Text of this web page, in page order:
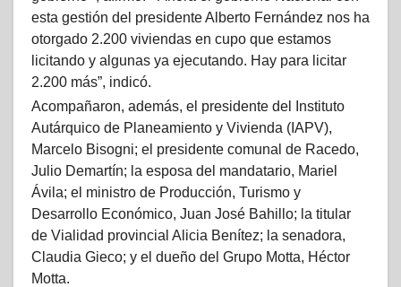
esta gestión del presidente Alberto Fernández nos ha
otorgado 2.200 viviendas en cupo que estamos
licitando y algunas ya ejecutando. Hay para licitar
2.200 más”, indicó.
Acompañaron, además, el presidente del Instituto
Autárquico de Planeamiento y Vivienda (IAPV),
Marcelo Bisogni; el presidente comunal de Racedo,
Julio Demartín; la esposa del mandatario, Mariel
Ávila; el ministro de Producción, Turismo y
Desarrollo Económico, Juan José Bahillo; la titular
de Vialidad provincial Alicia Benítez; la senadora,
Claudia Gieco; y el dueño del Grupo Motta, Héctor
Motta.